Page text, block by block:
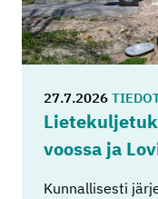
27.7.2026
voos­sa ja
Kunnallisesti